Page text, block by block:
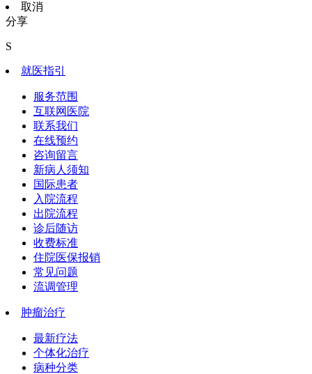
取消
分享
S
就医指引
服务范围
互联网医院
联系我们
在线预约
咨询留言
新病人须知
国际患者
入院流程
出院流程
诊后随访
收费标准
住院医保报销
常见问题
流调管理
肿瘤治疗
最新疗法
个体化治疗
病种分类